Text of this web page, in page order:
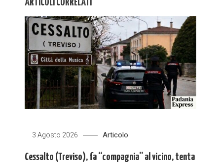
ARTICOLI CORRELATI
3 Agosto 2026 Articolo
Cessalto (Treviso), fa “compagnia” al vicino, tenta